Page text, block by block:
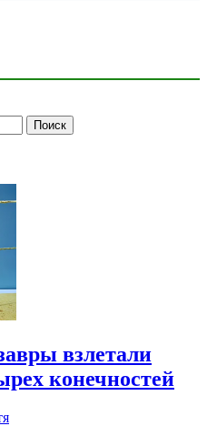
взлетали
конечностей